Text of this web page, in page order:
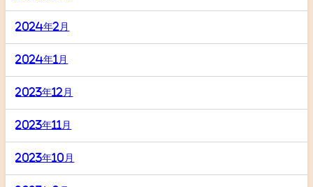
2024年2月
2024年1月
2023年12月
2023年11月
2023年10月